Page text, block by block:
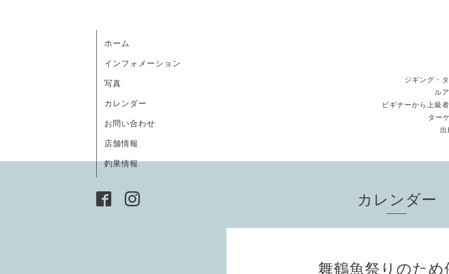
ジギング・
ル
ビギナーから上級
ター
ホーム
インフォメーション
写真
カレンダー
お問い合わせ
店舗情報
釣果情報
カレンダー
舞鶴魚祭りのため